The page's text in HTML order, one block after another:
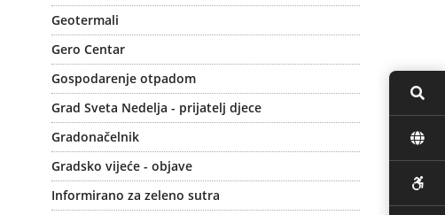
Geotermali
Gero Centar
Gospodarenje otpadom
Grad Sveta Nedelja - prijatelj djece
Gradonačelnik
Gradsko vijeće - objave
Informirano za zeleno sutra